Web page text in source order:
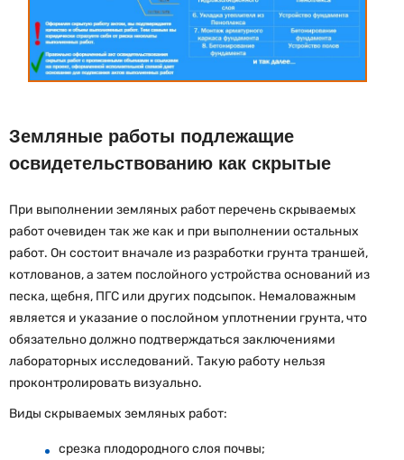
Земляные работы подлежащие
освидетельствованию как скрытые
При выполнении земляных работ перечень скрываемых
работ очевиден так же как и при выполнении остальных
работ. Он состоит вначале из разработки грунта траншей,
котлованов, а затем послойного устройства оснований из
песка, щебня, ПГС или других подсыпок. Немаловажным
является и указание о послойном уплотнении грунта, что
обязательно должно подтверждаться заключениями
лабораторных исследований. Такую работу нельзя
проконтролировать визуально.
Виды скрываемых земляных работ:
срезка плодородного слоя почвы;